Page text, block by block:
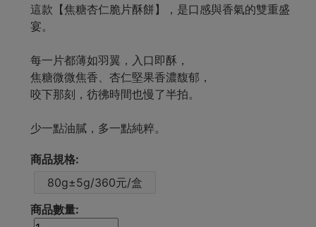
這款【焦糖杏仁脆片酥餅】，是口感與香氣的雙重盛
宴。
每一片都薄如羽翼，入口即酥，
焦糖微微焦香、杏仁堅果香濃馥郁，
咬下那刻，彷彿時間也慢了半拍。
少一點油膩，多一點純粹。
商品規格:
80g±5g/360元/盒
商品數量: